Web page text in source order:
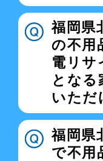
福岡県
の不用
電リサ
となる
いただ
福岡県
で不用